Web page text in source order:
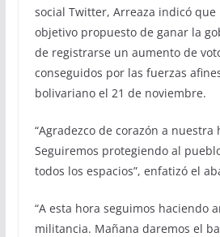
social Twitter, Arreaza indicó que
objetivo propuesto de ganar la
de registrarse un aumento de
conseguidos por las fuerzas
bolivariano el 21 de noviembre.
“Agradezco de corazón a
Seguiremos protegiendo al
todos los espacios”, enfatizó el
“A esta hora seguimos haciendo
militancia. Mañana daremos el